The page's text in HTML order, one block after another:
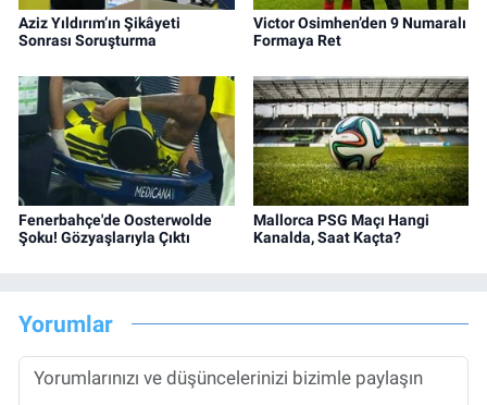
Aziz Yıldırım’ın Şikâyeti
Sonrası Soruşturma
Victor Osimhen’den 9 Numaralı
Formaya Ret
Fenerbahçe'de Oosterwolde
Şoku! Gözyaşlarıyla Çıktı
Mallorca PSG Maçı Hangi
Kanalda, Saat Kaçta?
Yorumlar